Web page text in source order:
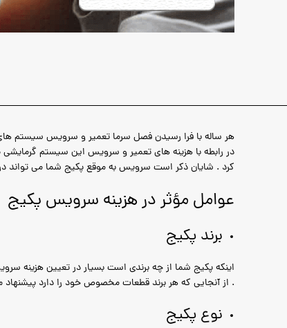
هر ساله با فرا رسیدن فصل سرما تعمیر و سرویس سیستم
در رابطه با هزینه های تعمیر و سرویس این سیستم
کرد . شایان ذکر است سرویس به موقع پکیج شما می تواند
عوامل مؤثر در هزینه سرویس پکیج
برند پکیج
اینکه پکیج شما از چه برندی است بسیار در تعیین هزینه
. از آنجایی که هر برند قطعات مخصوص خود را دارد پیشنهاد
نوع پکیج